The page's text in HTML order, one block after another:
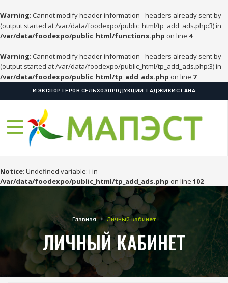
Warning: Cannot modify header information - headers already sent by
(output started at /var/data/foodexpo/public_html/tp_add_ads.php:3) in
/var/data/foodexpo/public_html/functions.php on line 4
Warning: Cannot modify header information - headers already sent by
(output started at /var/data/foodexpo/public_html/tp_add_ads.php:3) in
/var/data/foodexpo/public_html/tp_add_ads.php on line 7
И ЭКСПОРТЕРОВ СЕЛЬХОЗПРОДУКЦИИ ТАДЖИКИСТАНА
Notice: Undefined variable: i in
/var/data/foodexpo/public_html/tp_add_ads.php on line 102
Главная › Личный кабинет
ЛИЧНЫЙ КАБИНЕТ